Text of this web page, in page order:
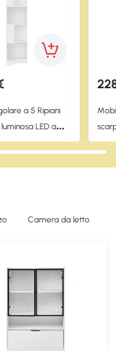
a 5 Ripiani
LED a
63,5x45x175
Camera da letto